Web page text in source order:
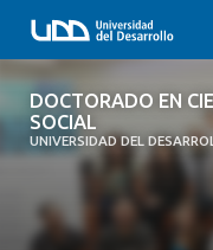
DOCTORADO EN
SOCIAL
UNIVERSIDAD DEL
DOCTORADO EN
COMPLEJIDAD
PRESENTACIÓN